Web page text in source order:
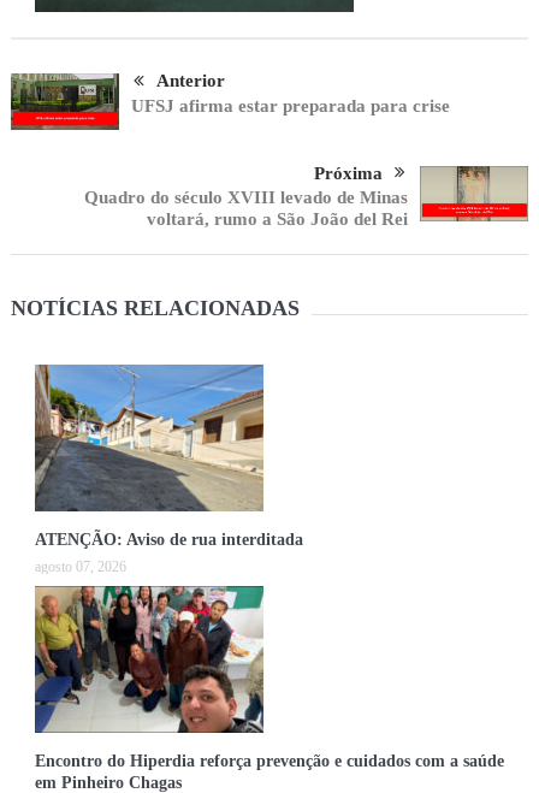
Anterior
UFSJ afirma estar preparada para crise
Próxima
Quadro do século XVIII levado de Minas
voltará, rumo a São João del Rei
NOTÍCIAS RELACIONADAS
ATENÇÃO: Aviso de rua interditada
agosto 07, 2026
Encontro do Hiperdia reforça prevenção e cuidados com a saúde
em Pinheiro Chagas